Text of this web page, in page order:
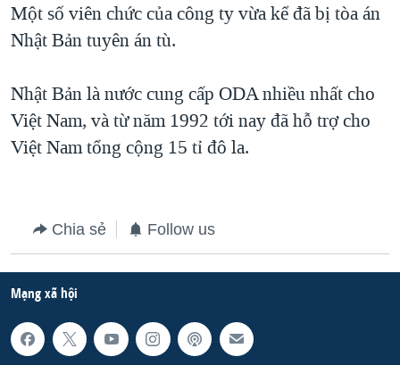
Một số viên chức của công ty vừa kể đã bị tòa án
Nhật Bản tuyên án tù.
Nhật Bản là nước cung cấp ODA nhiều nhất cho
Việt Nam, và từ năm 1992 tới nay đã hỗ trợ cho
Việt Nam tổng cộng 15 tỉ đô la.
Chia sẻ Follow us
Mạng xã hội